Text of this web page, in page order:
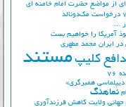
از مواضع حضرت امام خامنه ای
درخواست مک‌دونالد
...
آمریکا را خواهیم بست
ایران محمد مطهری
کلیپ مستند
76
دیپلماسی همبرگری»
نماهنگ
ولایت کاهش فرزندآوری